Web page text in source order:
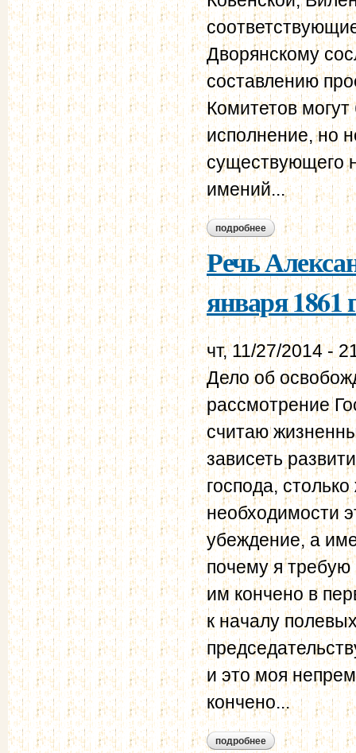
Дворянскому
составлению
Комитетов
исполнение, но
существующего
имений...
подробнее о рескрипт
назимову. 20
Речь
января 1861
чт, 11/27/2014 -
Дело об
рассмотрение
считаю
зависеть
господа,
необходимости
убеждение, а
почему я требую
им кончено в
к началу
и это моя
кончено...
подробнее о речь